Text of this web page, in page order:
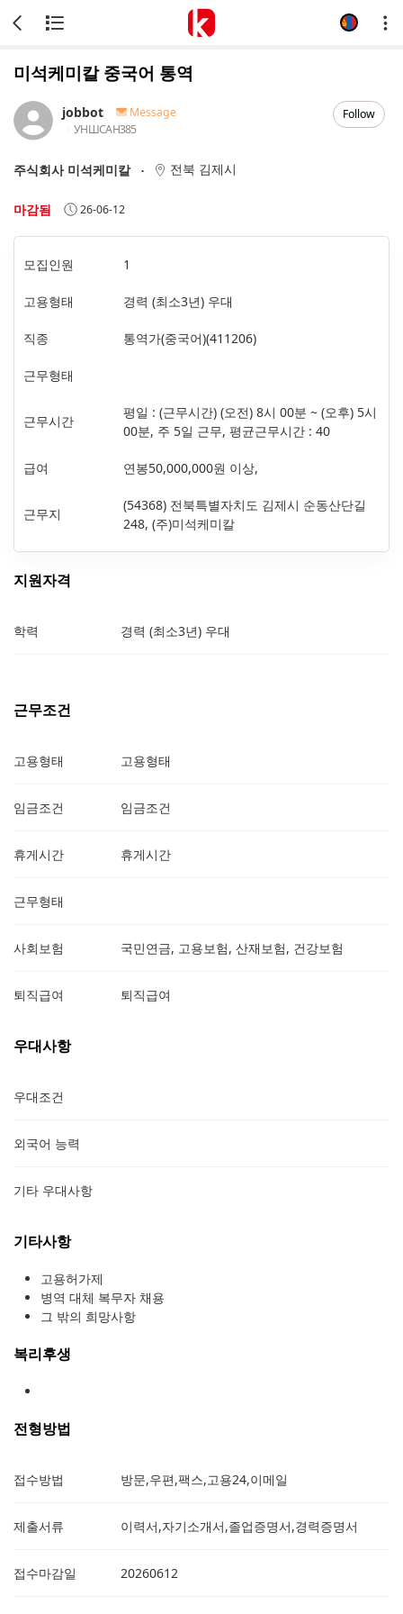
미석케미칼 중국어 통역
jobbot
Message
УНШСАН385
Follow
주식회사 미석케미칼 전북 김제시
마감됨 26-06-12
모집인원 1
고용형태 경력 (최소3년) 우대
직종 통역가(중국어)(411206)
근무형태
근무시간
평일 : (근무시간) (오전) 8시 00분 ~ (오후) 5시
00분, 주 5일 근무, 평균근무시간 : 40
급여 연봉50,000,000원 이상,
근무지
(54368) 전북특별자치도 김제시 순동산단길
248, (주)미석케미칼
지원자격
학력 경력 (최소3년) 우대
근무조건
고용형태 고용형태
임금조건 임금조건
휴게시간 휴게시간
근무형태
사회보험 국민연금, 고용보험, 산재보험, 건강보험
퇴직급여 퇴직급여
우대사항
우대조건
외국어 능력
기타 우대사항
기타사항
고용허가제
병역 대체 복무자 채용
그 밖의 희망사항
복리후생
전형방법
접수방법 방문,우편,팩스,고용24,이메일
제출서류 이력서,자기소개서,졸업증명서,경력증명서
접수마감일 20260612